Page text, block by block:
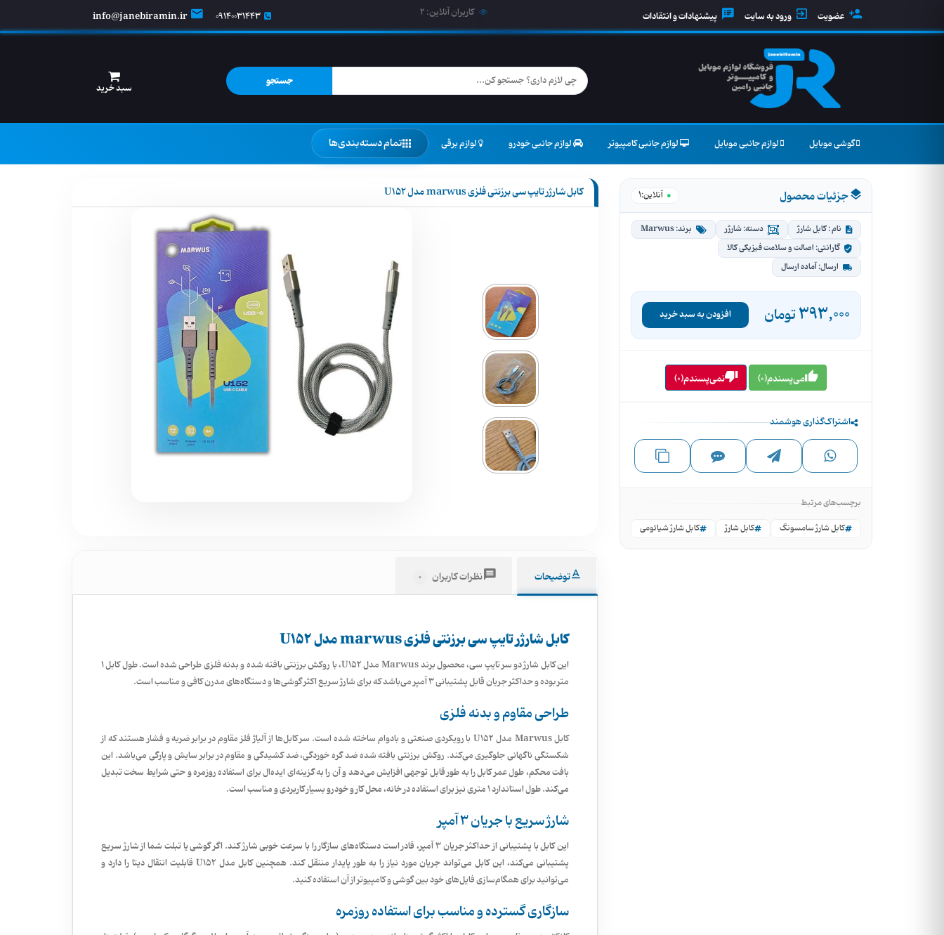
عضویت ورود به سایت پیشنهادات و انتقادات کاربران آنلاین: 2
09140031443
info@janebiramin.ir
جستجو
سبد خرید
گوشی موبایل لوازم جانبی موبایل لوازم جانبی کامپیوتر لوازم جانبی خودرو لوازم برقی تمام دسته‌بندی‌ها
کابل شارژر تایپ سی برزنتی فلزی marwus مدل U152 جزئیات محصول ● آنلاین:1
نام : کابل شارژ دسته: شارژر
برند: Marwus
گارانتی: اصالت و سلامت فیزیکی کالا
ارسال: آماده ارسال
393,000تومان افزودن به سبد خرید
می‌پسندم(0) نمی‌پسندم(0)
اشتراک‌گذاری هوشمند
برچسب‌های مرتبط
کابل شارژ سامسونگ
کابل شارژ کابل شارژ شیائومی
توضیحات نظرات کاربران 0
کابل شارژر تایپ سی برزنتی فلزی marwus مدل U152
این کابل شارژ دو سر تایپ سی، محصول برند Marwus مدل U152، با روکش برزنتی بافته شده و بدنه فلزی طراحی شده است. طول کابل ۱
متر بوده و حداکثر جریان قابل پشتیبانی ۳ آمپر می‌باشد که برای شارژ سریع اکثر گوشی‌ها و دستگاه‌های مدرن کافی و مناسب است.
طراحی مقاوم و بدنه فلزی
کابل Marwus مدل U152 با رویکردی صنعتی و بادوام ساخته شده است. سر کابل‌ها از آلیاژ فلز مقاوم در برابر ضربه و فشار هستند که از
شکستگی ناگهانی جلوگیری می‌کند. روکش برزنتی بافته شده ضد گره خوردگی، ضد کشیدگی و مقاوم در برابر سایش و پارگی می‌باشد. این
بافت محکم، طول عمر کابل را به طور قابل توجهی افزایش می‌دهد و آن را به گزینه‌ای ایده‌ال برای استفاده روزمره و حتی شرایط سخت تبدیل
می‌کند. طول استاندارد ۱ متری نیز برای استفاده در خانه، محل کار و خودرو بسیار کاربردی و مناسب است.
شارژ سریع با جریان ۳ آمپر
این کابل با پشتیبانی از حداکثر جریان ۳ آمپر، قادر است دستگاه‌های سازگار را با سرعت خوبی شارژ کند. اگر گوشی یا تبلت شما از شارژ سریع
پشتیبانی می‌کند، این کابل می‌تواند جریان مورد نیاز را به طور پایدار منتقل کند. همچنین کابل مدل U152 قابلیت انتقال دیتا را دارد و
می‌توانید برای همگام‌سازی فایل‌های خود بین گوشی و کامپیوتر از آن استفاده کنید.
سازگاری گسترده و مناسب برای استفاده روزمره